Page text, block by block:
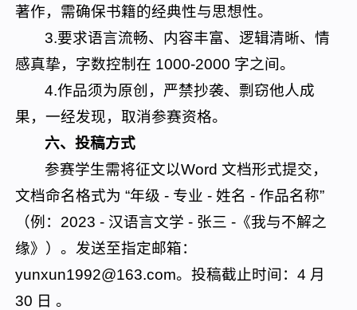
著作，需确保书籍的经典性与思想性。
3.要求语言流畅、内容丰富、逻辑清晰、情
感真挚，字数控制在 1000-2000 字之间。
4.作品须为原创，严禁抄袭、剽窃他人成
果，一经发现，取消参赛资格。
六、投稿方式
参赛学生需将征文以Word 文档形式提交，
文档命名格式为 “年级 - 专业 - 姓名 - 作品名称”
（例：2023 - 汉语言文学 - 张三 -《我与不解之
缘》）。发送至指定邮箱：
yunxun1992@163.com。投稿截止时间：4 月
30 日 。